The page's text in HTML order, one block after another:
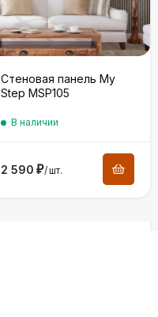
Стеновая панель My
Step MSP105
В наличии
2 590 ₽/шт.